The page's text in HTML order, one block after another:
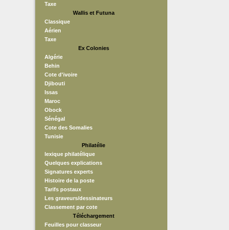
Taxe
Wallis et Futuna
Classique
Aérien
Taxe
Ex Colonies
Algérie
Behin
Cote d'ivoire
Djibouti
Issas
Maroc
Obock
Sénégal
Cote des Somalies
Tunisie
Philatélie
lexique philatélique
Quelques explications
Signatures experts
Histoire de la poste
Tarifs postaux
Les graveurs/dessinateurs
Classement par cote
Téléchargement
Feuilles pour classeur